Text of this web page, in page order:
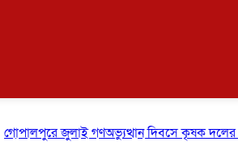
গোপালপুরে জুলাই গণঅভ্যুত্থান দিবসে কৃষক দলের